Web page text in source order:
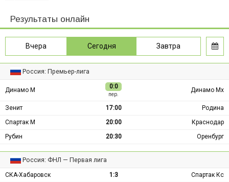
Результаты онлайн
Вчера Сегодня Завтра
Россия: Премьер-лига
Динамо М 0:0
пер.
Динамо Мх
Зенит 17:00
Родина
Спартак М
20:00
Краснодар
Рубин
20:30 Оренбург
Россия: ФНЛ — Первая лига
СКА-Хабаровск 1:3
Спартак Кс